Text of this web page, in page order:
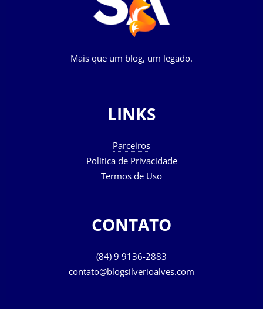
Mais que um blog, um legado.
LINKS
Parceiros
Política de Privacidade
Termos de Uso
CONTATO
(84) 9 9136-2883
contato@blogsilverioalves.com